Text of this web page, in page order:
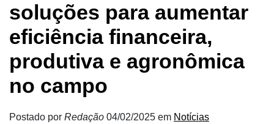
soluções para aumentar
eficiência financeira,
produtiva e agronômica
no campo
Postado por Redação 04/02/2025 em Notícias